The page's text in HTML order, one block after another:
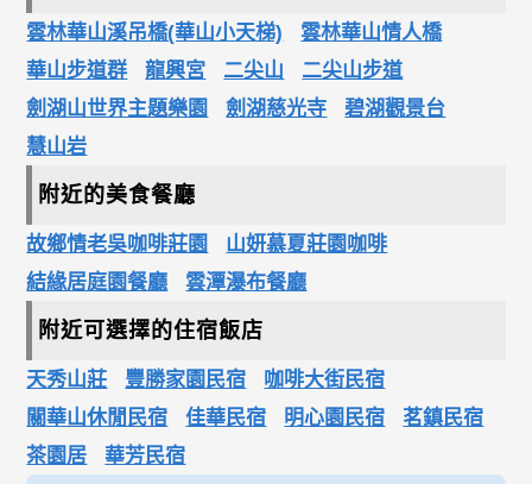
雲林華山溪吊橋(華山小天梯)
雲林華山情人橋
華山步道群
龍興宮 二尖山
二尖山步道
劍湖山世界主題樂園
劍湖慈光寺
碧湖觀景台
慧山岩
附近的美食餐廳
故鄉情老吳咖啡莊園
山妍慕夏莊園咖啡
結緣居庭園餐廳
雲潭瀑布餐廳
附近可選擇的住宿飯店
天秀山莊 豐勝家園民宿
咖啡大街民宿
關華山休閒民宿
佳華民宿 明心園民宿
茗鎮民宿
茶園居
華芳民宿